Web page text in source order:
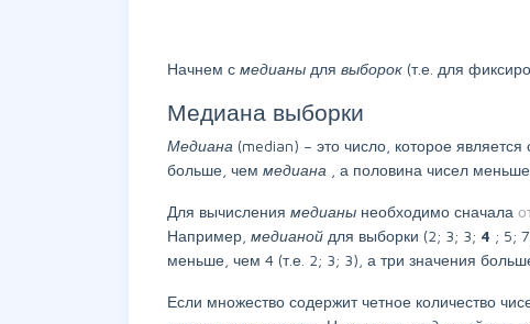
Начнем с медианы для выборок (т.е. для
Медиана выборки
Медиана (median) – это число, которое
больше, чем медиана , а половина чисел
Для вычисления медианы необходимо сначала
Например, медианой для выборки (2; 3; 3; 4 ; 5;
меньше, чем 4 (т.е. 2; 3; 3), а три значения
Если множество содержит четное количество